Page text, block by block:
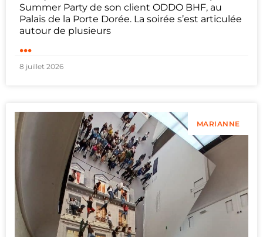
Summer Party de son client ODDO BHF, au
Palais de la Porte Dorée. La soirée s’est articulée
autour de plusieurs
...
8 juillet 2026
MARIANNE